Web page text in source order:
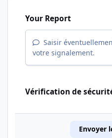
Your Report
Saisir
votre signalement.
Vérification de
Envoyer